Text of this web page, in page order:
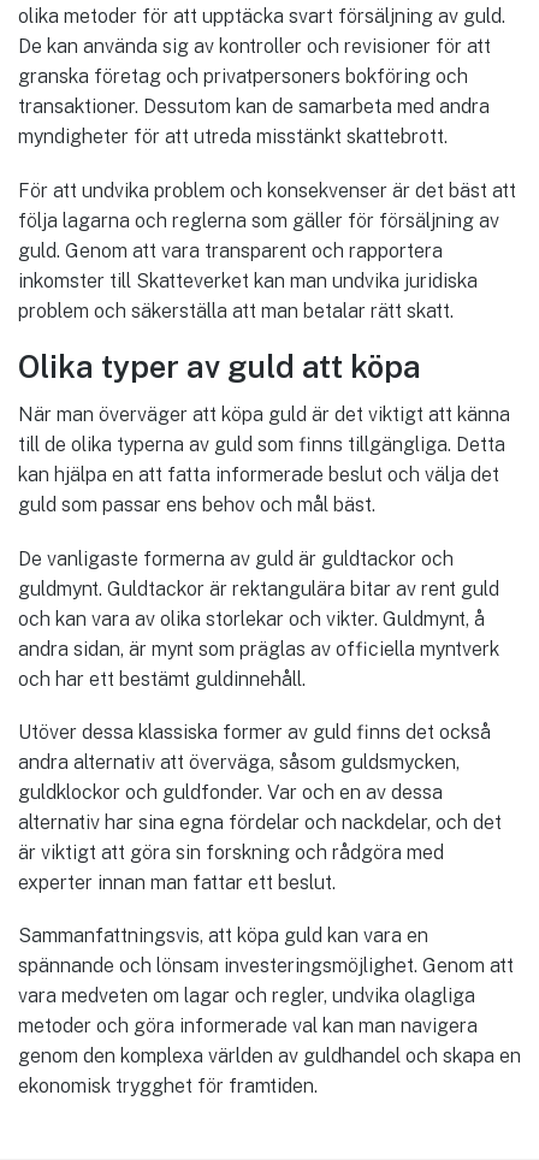
olika metoder för att upptäcka svart försäljning av guld.
De kan använda sig av kontroller och revisioner för att
granska företag och privatpersoners bokföring och
transaktioner. Dessutom kan de samarbeta med andra
myndigheter för att utreda misstänkt skattebrott.
För att undvika problem och konsekvenser är det bäst att
följa lagarna och reglerna som gäller för försäljning av
guld. Genom att vara transparent och rapportera
inkomster till Skatteverket kan man undvika juridiska
problem och säkerställa att man betalar rätt skatt.
Olika typer av guld att köpa
När man överväger att köpa guld är det viktigt att känna
till de olika typerna av guld som finns tillgängliga. Detta
kan hjälpa en att fatta informerade beslut och välja det
guld som passar ens behov och mål bäst.
De vanligaste formerna av guld är guldtackor och
guldmynt. Guldtackor är rektangulära bitar av rent guld
och kan vara av olika storlekar och vikter. Guldmynt, å
andra sidan, är mynt som präglas av officiella myntverk
och har ett bestämt guldinnehåll.
Utöver dessa klassiska former av guld finns det också
andra alternativ att överväga, såsom guldsmycken,
guldklockor och guldfonder. Var och en av dessa
alternativ har sina egna fördelar och nackdelar, och det
är viktigt att göra sin forskning och rådgöra med
experter innan man fattar ett beslut.
Sammanfattningsvis, att köpa guld kan vara en
spännande och lönsam investeringsmöjlighet. Genom att
vara medveten om lagar och regler, undvika olagliga
metoder och göra informerade val kan man navigera
genom den komplexa världen av guldhandel och skapa en
ekonomisk trygghet för framtiden.